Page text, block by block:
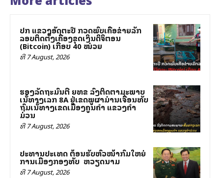
ປກສ ແຂວງອັດຕະປື ກວດພົບເຄືອຂ່າຍລັກ
ລອບຕິດຕັ້ງເຄື່ອງຂຸດເງິນດິຈິຕອນ
(Bitcoin) ເກືອບ 40 ໝ່ວຍ
ທີ 7 August, 2026
ຮອງລັດຖະມົນຕີ ຍທຂ ລົງຕິດຕາມສະພາບ
ເສັ້ນທາງເລກ 8A ຢູ່ເຂດພູຜາມ່ານເຈື່ອນທັບ
ຖົມເສັ້ນທາງເຂດເມືອງຄູນຄໍາ ແຂວງຄໍາ
ມ່ວນ
ທີ 7 August, 2026
ປະທານປະເທດ ຕ້ອນຮັບຫົວໜ້າກົມໃຫຍ່
ການເມືອງກອງທັບ ສສ ຫວຽດນາມ
ທີ 7 August, 2026